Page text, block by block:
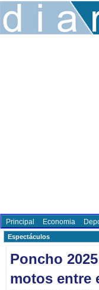
Principal Economia
Espectáculos
Poncho
motos entre